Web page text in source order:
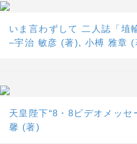
いま言わずして 二人誌「埴
–宇治 敏彦 (著), 小榑 雅章 (
天皇陛下“8・8ビデオメッ
馨 (著)